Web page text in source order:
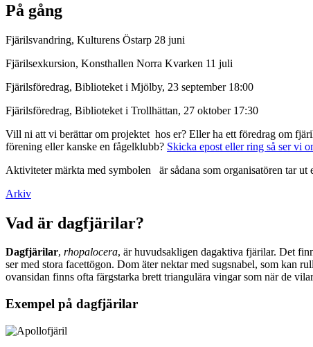
På gång
Fjärilsvandring, Kulturens Östarp 28 juni
Fjärilsexkursion, Konsthallen Norra Kvarken 11 juli
Fjärilsföredrag, Biblioteket i Mjölby, 23 september 18:00
Fjärilsföredrag, Biblioteket i Trollhättan, 27 oktober 17:30
Vill ni att vi berättar om projektet hos er? Eller ha ett föredrag om
förening eller kanske en fågelklubb? Skicka epost eller ring så ser vi
Aktiviteter märkta med symbolen
är sådana som organisatören tar ut
Arkiv
Vad är dagfjärilar?
Dagfjärilar, rhopalocera, är huvudsakligen dagaktiva fjärilar. Det
ser med stora facettögon. Dom äter nektar med sugsnabel, som kan
ovansidan finns ofta färgstarka brett triangulära vingar som när de
Exempel på dagfjärilar